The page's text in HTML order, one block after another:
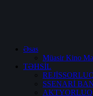
Əsas
Müasir Kino
TƏHSİL
SSENARİ